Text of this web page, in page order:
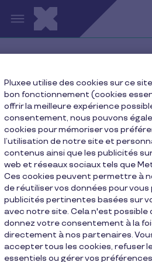
Aller au contenu principal
Pluxee Card
La nouvelle
est arrivée !
Il y a de quoi célébrer chez
nouvelle génération de cartes
conçues pour donner un
l’expérience de vos
fonctionnalités innovantes
garantissent des paiements
Pluxee utilise des cookies sur ce
bon fonctionnement (cookies
offrir la meilleure expérience
consentement, nous pouvons
cookies pour mémoriser vos
l’utilisation de notre site et
contenus ainsi que les publicités
web et réseaux sociaux tels que
Ces cookies peuvent permettre à
de réutiliser vos données pour vous
publicités pertinentes basées sur
avec notre site. Cela n'est possible
donnez votre consentement à la
directement à nos partenaires.
accepter tous les cookies, refuser
essentiels ou gérer vos